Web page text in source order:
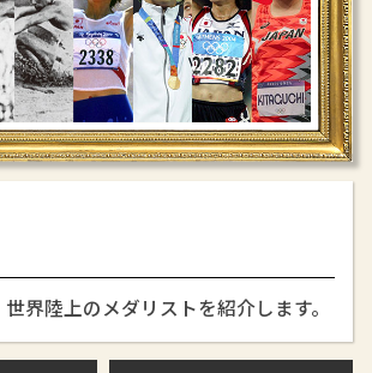
界陸上のメダリストを紹介します。